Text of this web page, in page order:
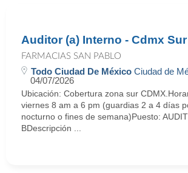
Auditor (a) Interno - Cdmx Sur
FARMACIAS SAN PABLO
Todo Ciudad De México Ciudad de
04/07/2026
Ubicación: Cobertura zona sur
viernes 8 am a 6 pm (guardias 2 a 4 días
nocturno o fines de semana)Puesto:
BDescripción ...